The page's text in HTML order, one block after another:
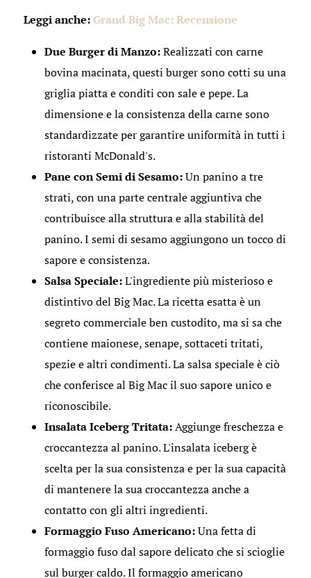
Leggi anche:Grand Big Mac: Recensione
Due Burger di Manzo:Realizzati con carne
bovina macinata, questi burger sono cotti su una
griglia piatta e conditi con sale e pepe. La
dimensione e la consistenza della carne sono
standardizzate per garantire uniformità in tutti i
ristoranti McDonald's.
Pane con Semi di Sesamo:Un panino a tre
strati, con una parte centrale aggiuntiva che
contribuisce alla struttura e alla stabilità del
panino. I semi di sesamo aggiungono un tocco di
sapore e consistenza.
Salsa Speciale:L'ingrediente più misterioso e
distintivo del Big Mac. La ricetta esatta è un
segreto commerciale ben custodito, ma si sa che
contiene maionese, senape, sottaceti tritati,
spezie e altri condimenti. La salsa speciale è ciò
che conferisce al Big Mac il suo sapore unico e
riconoscibile.
Insalata Iceberg Tritata:Aggiunge freschezza e
croccantezza al panino. L'insalata iceberg è
scelta per la sua consistenza e per la sua capacità
di mantenere la sua croccantezza anche a
contatto con gli altri ingredienti.
Formaggio Fuso Americano:Una fetta di
formaggio fuso dal sapore delicato che si scioglie
sul burger caldo. Il formaggio americano